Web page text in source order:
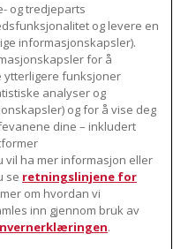
og tredjeparts
og levere en
informasjonskapsler).
for å
funksjoner
analyser og
og for å vise deg
dine – inkludert
vil ha mer informasjon eller
se retningslinjene for
om hvordan vi
inn gjennom bruk av
.